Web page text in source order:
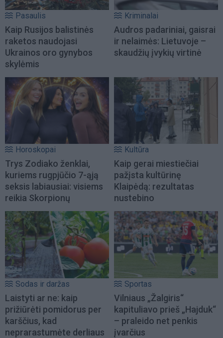
Pasaulis
Kaip Rusijos balistinės
raketos naudojasi
Ukrainos oro gynybos
skylėmis
Kriminalai
Audros padariniai, gaisrai
ir nelaimės: Lietuvoje –
skaudžių įvykių virtinė
Horoskopai
Trys Zodiako ženklai,
kuriems rugpjūčio 7-ąją
seksis labiausiai: visiems
reikia Skorpionų
Kultūra
Kaip gerai miestiečiai
pažįsta kultūrinę
Klaipėdą: rezultatas
nustebino
Sodas ir daržas
Laistyti ar ne: kaip
prižiūrėti pomidorus per
karščius, kad
neprarastumėte derliaus
Sportas
Vilniaus „Žalgiris“
kapituliavo prieš „Hajduk“
– praleido net penkis
įvarčius